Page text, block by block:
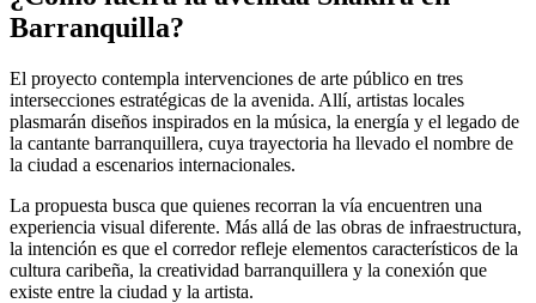
Barranquilla?
El proyecto contempla intervenciones de arte público en tres
intersecciones estratégicas de la avenida. Allí, artistas locales
plasmarán diseños inspirados en la música, la energía y el legado de
la cantante barranquillera, cuya trayectoria ha llevado el nombre de
la ciudad a escenarios internacionales.
La propuesta busca que quienes recorran la vía encuentren una
experiencia visual diferente. Más allá de las obras de infraestructura,
la intención es que el corredor refleje elementos característicos de la
cultura caribeña, la creatividad barranquillera y la conexión que
existe entre la ciudad y la artista.